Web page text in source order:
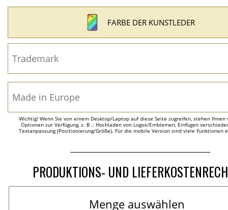
FARBE DER KUNSTLEDER
Wichtig! Wenn Sie von einem Desktop/Laptop auf diese Seite zugreifen, stehen Ihnen
Optionen zur Verfügung, z. B .: Hochladen von Logos/Emblemen, Einfügen
Textanpassung (Positionierung/Größe). Für die mobile Version sind viele Funktionen
PRODUKTIONS- UND